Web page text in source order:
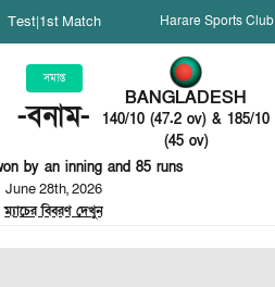
Test|1st Match Harare Sports Club
সমাপ্ত
-বনাম- BANGLADESH
140/10 (47.2 ov) & 185/10
(45 ov)
by an inning and 85 runs
June 28th, 2026
ম্যাচের বিবরণ দেখুন